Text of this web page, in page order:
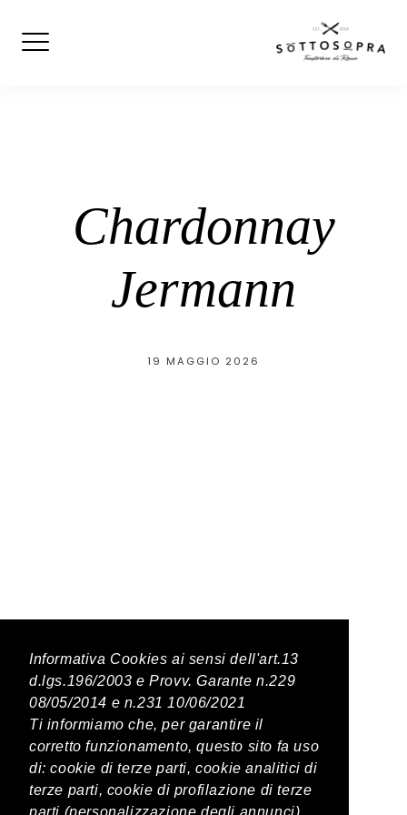
Informativa Cookies ai sensi dell'art.13
d.lgs.196/2003 e Provv. Garante n.229
08/05/2014 e n.231 10/06/2021
Ti informiamo che, per garantire il
corretto funzionamento, questo sito fa uso
di: cookie di terze parti, cookie analitici di
terze parti, cookie di profilazione di terze
parti (personalizzazione degli annunci)
Chardonnay
Jermann
19 MAGGIO 2026
PREVIOUS POST
Sauvignon Jermann